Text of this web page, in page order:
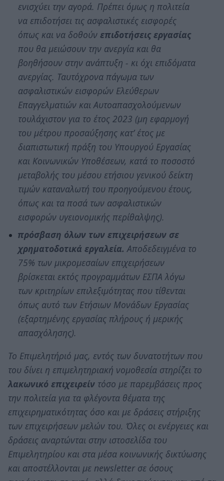
ενισχύει την αγορά. Πρέπει όμως η πολιτεία
να επιδοτήσει τις ασφαλιστικές εισφορές
όπως και να δοθούν επιδοτήσεις εργασίας
που θα μειώσουν την ανεργία και θα
βοηθήσουν στην ανάπτυξη - κι όχι επιδόματα
ανεργίας. Ταυτόχρονα πάγωμα των
ασφαλιστικών εισφορών Ελεύθερων
Επαγγελματιών και Αυτοαπασχολούμενων
τουλάχιστον για το έτος 2023 (μη εφαρμογή
του μέτρου προσαύξησης κατ’ έτος με
διαπιστωτική πράξη του Υπουργού Εργασίας
και Κοινωνικών Υποθέσεων, κατά το ποσοστό
μεταβολής του μέσου ετήσιου γενικού δείκτη
τιμών καταναλωτή του προηγούμενου έτους,
όπως και τα ποσά των ασφαλιστικών
εισφορών υγειονομικής περίθαλψης).
πρόσβαση όλων των επιχειρήσεων σε
χρηματοδοτικά εργαλεία. Αποδεδειγμένα το
75% των μικρομεσαίων επιχειρήσεων
βρίσκεται εκτός προγραμμάτων ΕΣΠΑ λόγω
των κριτηρίων επιλεξιμότητας που τίθενται
όπως αυτό των Ετήσιων Μονάδων Εργασίας
(εξαρτημένης εργασίας πλήρους ή μερικής
απασχόλησης).
Το Επιμελητήριό μας, εντός των δυνατοτήτων που
του δίνει η επιμελητηριακή νομοθεσία στηρίζει το
λακωνικό επιχειρείν τόσο με παρεμβάσεις προς
την πολιτεία για τα φλέγοντα θέματα της
επιχειρηματικότητας όσο και με δράσεις στήριξης
των επιχειρήσεων μελών του. Όλες οι ενέργειες και
δράσεις αναρτώνται στην ιστοσελίδα του
Επιμελητηρίου και στα μέσα κοινωνικής δικτύωσης
και αποστέλλονται με newsletter σε όσους